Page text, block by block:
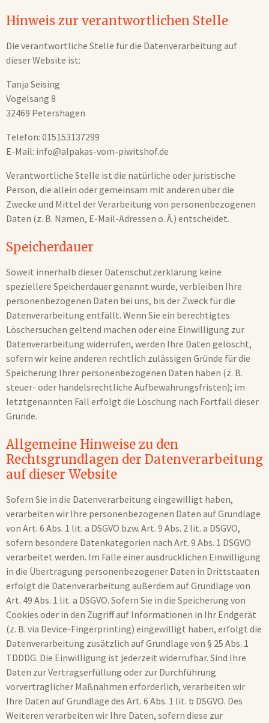
Hinweis zur verantwortlichen Stelle
Die verantwortliche Stelle für die Datenverarbeitung auf
dieser Website ist:
Tanja Seising
Vogelsang 8
32469 Petershagen
Telefon: 015153137299
E-Mail: info@alpakas-vom-piwitshof.de
Verantwortliche Stelle ist die natürliche oder juristische
Person, die allein oder gemeinsam mit anderen über die
Zwecke und Mittel der Verarbeitung von personenbezogenen
Daten (z. B. Namen, E-Mail-Adressen o. Ä.) entscheidet.
Speicherdauer
Soweit innerhalb dieser Datenschutzerklärung keine
speziellere Speicherdauer genannt wurde, verbleiben Ihre
personenbezogenen Daten bei uns, bis der Zweck für die
Datenverarbeitung entfällt. Wenn Sie ein berechtigtes
Löschersuchen geltend machen oder eine Einwilligung zur
Datenverarbeitung widerrufen, werden Ihre Daten gelöscht,
sofern wir keine anderen rechtlich zulässigen Gründe für die
Speicherung Ihrer personenbezogenen Daten haben (z. B.
steuer- oder handelsrechtliche Aufbewahrungsfristen); im
letztgenannten Fall erfolgt die Löschung nach Fortfall dieser
Gründe.
Allgemeine Hinweise zu den
Rechtsgrundlagen der Datenverarbeitung
auf dieser Website
Sofern Sie in die Datenverarbeitung eingewilligt haben,
verarbeiten wir Ihre personenbezogenen Daten auf Grundlage
von Art. 6 Abs. 1 lit. a DSGVO bzw. Art. 9 Abs. 2 lit. a DSGVO,
sofern besondere Datenkategorien nach Art. 9 Abs. 1 DSGVO
verarbeitet werden. Im Falle einer ausdrücklichen Einwilligung
in die Übertragung personenbezogener Daten in Drittstaaten
erfolgt die Datenverarbeitung außerdem auf Grundlage von
Art. 49 Abs. 1 lit. a DSGVO. Sofern Sie in die Speicherung von
Cookies oder in den Zugriff auf Informationen in Ihr Endgerät
(z. B. via Device-Fingerprinting) eingewilligt haben, erfolgt die
Datenverarbeitung zusätzlich auf Grundlage von § 25 Abs. 1
TDDDG. Die Einwilligung ist jederzeit widerrufbar. Sind Ihre
Daten zur Vertragserfüllung oder zur Durchführung
vorvertraglicher Maßnahmen erforderlich, verarbeiten wir
Ihre Daten auf Grundlage des Art. 6 Abs. 1 lit. b DSGVO. Des
Weiteren verarbeiten wir Ihre Daten, sofern diese zur